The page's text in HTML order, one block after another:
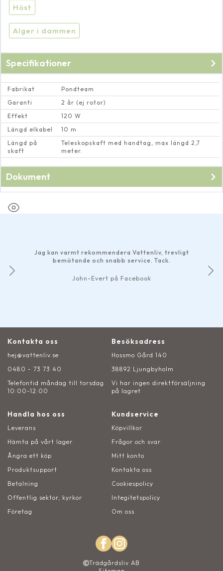
Höst
Alger i dammen
Specifikationer
Fabrikat
Pondteam
Garanti
2 år (ej rotor)
Effekt
120 W
Längd elkabel
10 m
Längd på
skaft
Teleskopskaft med handtag, max längd 2,7
meter.
Dokument
Jag kan varmt rekommendera Vattenliv, trevligt
bemötande och snabb service. Tack.
John-Evert på Facebook
Kontakta oss
hej@vattenliv.se
0480 - 73 73 40
Telefontid måndag till torsdag
10:00-12:00
Besöksadress
Hossmo Gård 140
38892 Ljungbyholm
Vi har ingen direktförsäljning
på lagret
Handla hos oss
Leverans
Hämta på vårt lager
Ångra ett köp
Produktsupport
Betalning
Offentlig sektor, kyrkor
Företag
Kundservice
Köpvillkor
Frågor och svar
Mitt konto
Kontakta oss
Cookiespolicy
Integitetspolicy
Om oss
Trädgårdsliv AB